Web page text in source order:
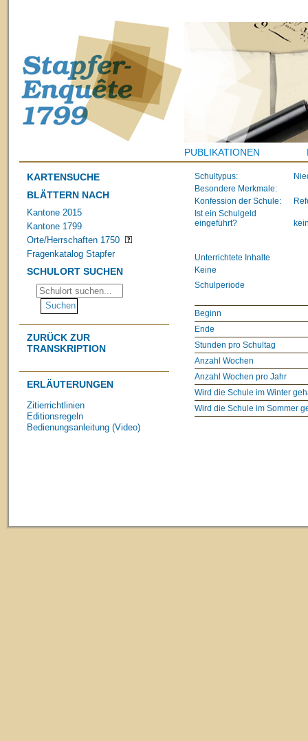
PUBLIKATIONEN
KARTENSUCHE
BLÄTTERN NACH
Kantone 2015
Kantone 1799
Orte/Herrschaften 1750
Fragenkatalog Stapfer
SCHULORT SUCHEN
ZURÜCK ZUR
TRANSKRIPTION
ERLÄUTERUNGEN
Zitierrichtlinien
Editionsregeln
Bedienungsanleitung (Video)
Schultypus:
Besondere Merkmale:
Konfession der Schule:
Ist ein Schulgeld
eingeführt?
Unterrichtete Inhalte
Keine
Schulperiode
Beginn
Ende
Stunden pro Schultag
Anzahl Wochen
Anzahl Wochen pro Jahr
Wird die Schule im Winter
Wird die Schule im Sommer